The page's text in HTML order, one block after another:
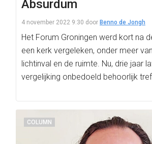
Absurdum
4 november 2022 9:30 door Benno de Jongh
Het Forum Groningen werd kort na
een kerk vergeleken, onder meer
lichtinval en de ruimte. Nu, drie jaar
vergelijking onbedoeld behoorlijk
COLUMN